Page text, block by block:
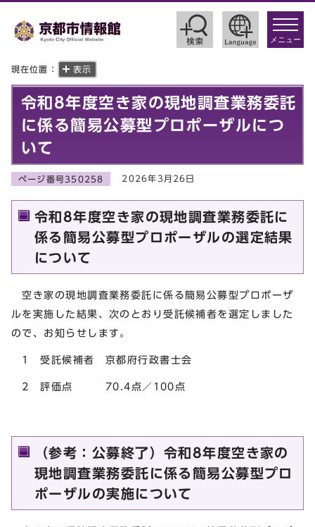
toggle
メニュー
現在位置： 表示
令和8年度空き家の現地調査業務委託
に係る簡易公募型プロポーザルにつ
いて
ページ番号350258 2026年3月26日
令和8年度空き家の現地調査業務委託に
係る簡易公募型プロポーザルの選定結果
について
空き家の現地調査業務委託に係る簡易公募型プロポーザ
ルを実施した結果、次のとおり受託候補者を選定しました
ので、お知らせします。
1 受託候補者 京都府行政書士会
2 評価点 70.4点／100点
（参考：公募終了）令和8年度空き家の
現地調査業務委託に係る簡易公募型プロ
ポーザルの実施について